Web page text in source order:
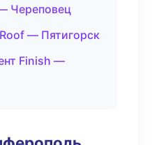
Череповец
— Пятигорск
Finish —